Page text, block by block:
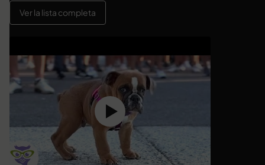
Ver la lista completa